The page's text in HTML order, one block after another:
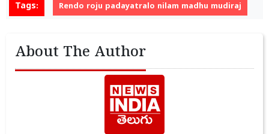
Tags: Rendo roju padayatralo nilam madhu mudiraj
About The Author